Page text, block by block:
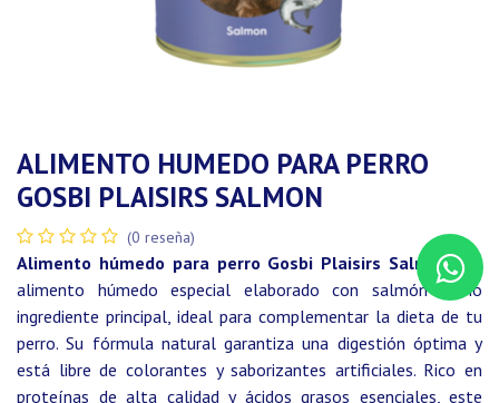
ALIMENTO HUMEDO PARA PERRO
GOSBI PLAISIRS SALMON
(0 reseña)
Alimento húmedo para perro Gosbi Plaisirs Salmon:Un
alimento húmedo especial elaborado con salmón como
ingrediente principal, ideal para complementar la dieta de tu
perro. Su fórmula natural garantiza una digestión óptima y
está libre de colorantes y saborizantes artificiales. Rico en
proteínas de alta calidad y ácidos grasos esenciales, este